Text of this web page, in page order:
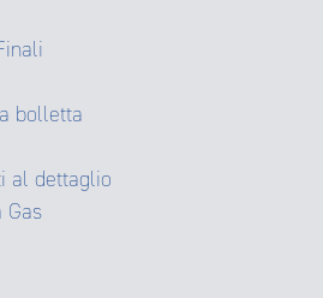
bolletta
al dettaglio
Gas